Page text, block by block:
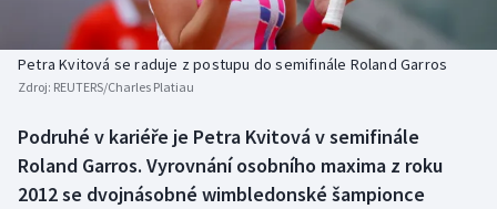
Biatlon
Boby a skeleton
Box
Curling
Aplikace ČT sport
AZ kvíz
Petra Kvitová se raduje z postupu do semifinále Roland Garros
Zdroj: REUTERS/Charles Platiau
Podruhé v kariéře je Petra Kvitová v semifinále
Roland Garros. Vyrovnání osobního maxima z roku
2012 se dvojnásobné wimbledonské šampionce